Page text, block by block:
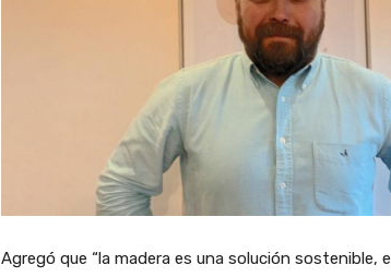
Agregó que “la madera es una solución sostenible,